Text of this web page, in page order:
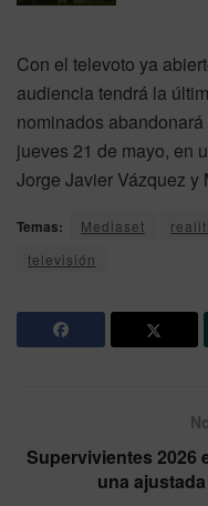
Con el televoto ya
audiencia tendrá la
nominados abandonará
jueves 21 de mayo, en
Jorge Javier Vázquez y
Temas: Mediaset
televisión
Supervivientes 2026
una